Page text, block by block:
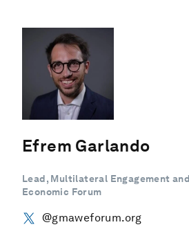
Efrem Garlando
Lead, Multilateral Engagement
Economic Forum
@gmaweforum.org